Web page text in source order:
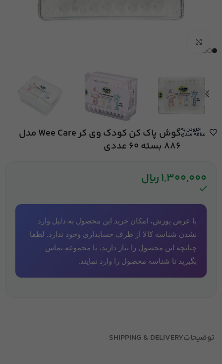
افزودن به
علاقه مندی
گوش پاک کن کودک وی کر Wee Care مدل
886 بسته 60 عددی
1,300,000ریال
با عرض پوزش، امکان خرید این محصول به دلیل وارد
نشدن شناسه کالا از طرف حسابداری وجود ندارد. لطفا
چنانچه این محصول را نیاز دارید، با مجموعه تماس
بگیرید تا شناسه محصول را وارد نمایند.
توضیحاتSHIPPING & DELIVERY